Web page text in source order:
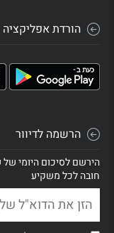
הורדת אפליקציה
הרשמה לדיוור
הירשם לסיכום היומי של
חובה לכל משקיע